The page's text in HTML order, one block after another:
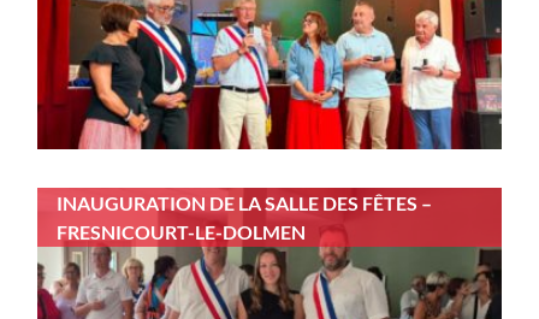
INAUGURATION DE LA SALLE DES FÊTES –
FRESNICOURT-LE-DOLMEN